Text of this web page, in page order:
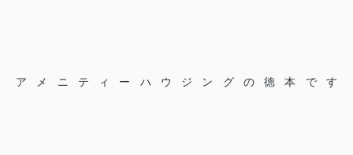
アメニティーハウジングの徳本です